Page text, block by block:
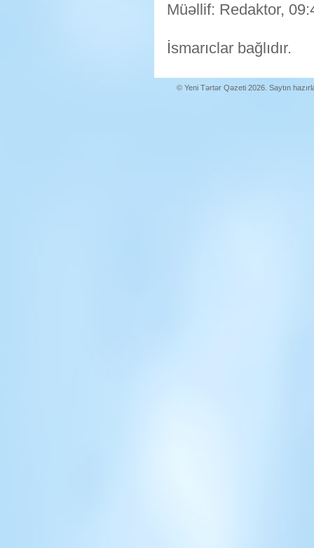
Müəllif: Redaktor,
İsmarıclar bağlıdır.
© Yeni Tərtər Qəzeti 2026. Saytın